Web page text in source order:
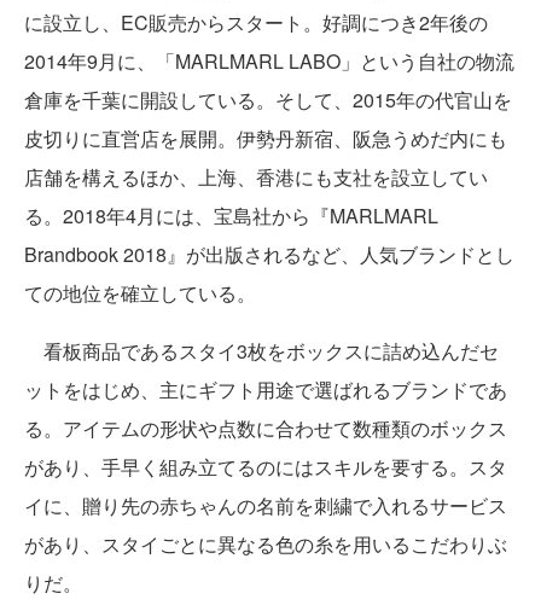
に設立し、EC販売からスタート。好調につき2年後の
2014年9月に、「MARLMARL LABO」という自社の物流
倉庫を千葉に開設している。そして、2015年の代官山を
皮切りに直営店を展開。伊勢丹新宿、阪急うめだ内にも
店舗を構えるほか、上海、香港にも支社を設立してい
る。2018年4月には、宝島社から『MARLMARL
Brandbook 2018』が出版されるなど、人気ブランドとし
ての地位を確立している。
看板商品であるスタイ3枚をボックスに詰め込んだセ
ットをはじめ、主にギフト用途で選ばれるブランドであ
る。アイテムの形状や点数に合わせて数種類のボックス
があり、手早く組み立てるのにはスキルを要する。スタ
イに、贈り先の赤ちゃんの名前を刺繍で入れるサービス
があり、スタイごとに異なる色の糸を用いるこだわりぶ
りだ。